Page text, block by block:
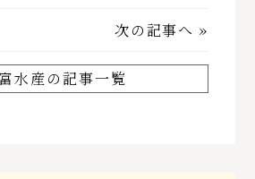
次の記事へ »
水産の記事一覧